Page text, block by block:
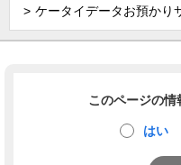
ケータイデータお預かり
このページの情
はい